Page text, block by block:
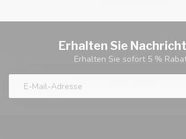
Erhalten Sie
Erhalten Sie sofort 5 %